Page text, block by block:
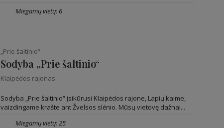
Miegamų vietų: 6
„Prie šaltinio“
Sodyba „Prie šaltinio“
Klaipėdos rajonas
Sodyba „Prie šaltinio“ įsikūrusi Klaipėdos rajone, Lapių kaime,
vaizdingame krašte ant Žvelsos slėnio. Mūsų vietovę dažnai...
Miegamų vietų: 25